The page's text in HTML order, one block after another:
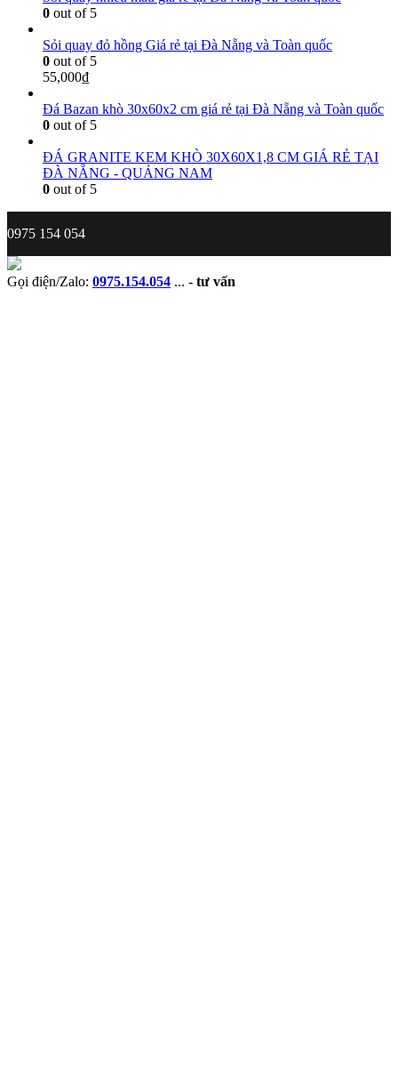
0 out of 5
Sỏi quay đỏ hồng Giá rẻ tại Đà Nẵng và Toàn quốc
0 out of 5
55,000₫
Đá Bazan khò 30x60x2 cm giá rẻ tại Đà Nẵng và Toàn quốc
0 out of 5
ĐÁ GRANITE KEM KHÒ 30X60X1,8 CM GIÁ RẺ TẠI
ĐÀ NẴNG - QUẢNG NAM
0 out of 5
0975 154 054
Gọi điện/Zalo: 0975.154.054 ... - tư vấn